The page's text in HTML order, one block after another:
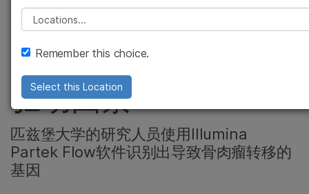
公司
支持
推荐内容链接
单细胞RNA分析发现
可能导致骨癌的遗传
驱动因素
匹兹堡大学的研究人员使用Illumina
Partek Flow软件识别出导致骨肉瘤转移的
基因
农业基因组学
复杂疾病
遗传病和罕见病
Please select a location
Remember this choice.
Select this Location